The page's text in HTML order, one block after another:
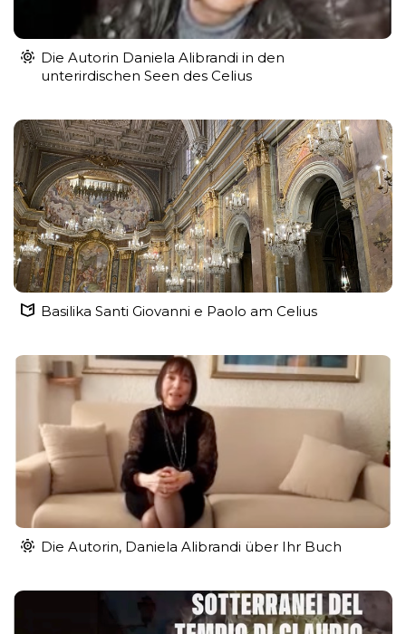
Die Autorin Daniela Alibrandi in den
unterirdischen Seen des Celius
Basilika Santi Giovanni e Paolo am Celius
Die Autorin, Daniela Alibrandi über Ihr Buch